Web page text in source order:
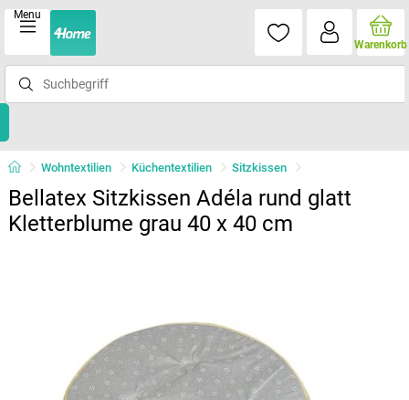
Menu
Warenkorb
Wohntextilien Küchentextilien Sitzkissen
Bellatex Sitzkissen Adéla rund glatt
Kletterblume grau 40 x 40 cm